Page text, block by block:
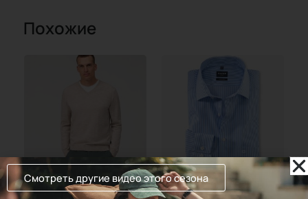
Похожие
Трикотаж Luxor modern fit
Смотреть другие видео этого сезона